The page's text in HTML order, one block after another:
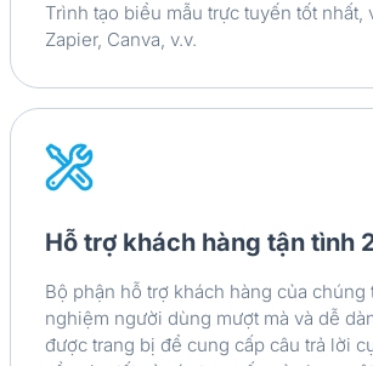
Trình tạo biểu mẫu trực tuyến tốt nhất,
Zapier, Canva, v.v.
Hỗ trợ khách hàng tận tình
Bộ phận hỗ trợ khách hàng của chúng
nghiệm người dùng mượt mà và dễ
được trang bị để cung cấp câu trả lời